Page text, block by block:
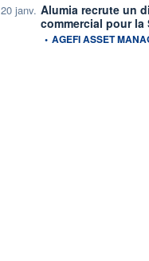
20 janv. Alumia recrute un
commercial pour la
information fournie par
• AGEFI ASSET